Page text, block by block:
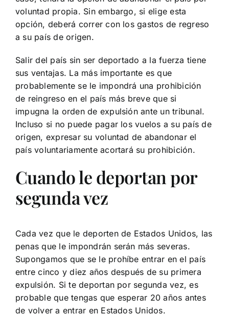
voluntad propia. Sin embargo, si elige esta
opción, deberá correr con los gastos de regreso
a su país de origen.
Salir del país sin ser deportado a la fuerza tiene
sus ventajas. La más importante es que
probablemente se le impondrá una prohibición
de reingreso en el país más breve que si
impugna la orden de expulsión ante un tribunal.
Incluso si no puede pagar los vuelos a su país de
origen, expresar su voluntad de abandonar el
país voluntariamente acortará su prohibición.
Cuando le deportan por
segunda vez
Cada vez que le deporten de Estados Unidos, las
penas que le impondrán serán más severas.
Supongamos que se le prohíbe entrar en el país
entre cinco y diez años después de su primera
expulsión. Si te deportan por segunda vez, es
probable que tengas que esperar 20 años antes
de volver a entrar en Estados Unidos.